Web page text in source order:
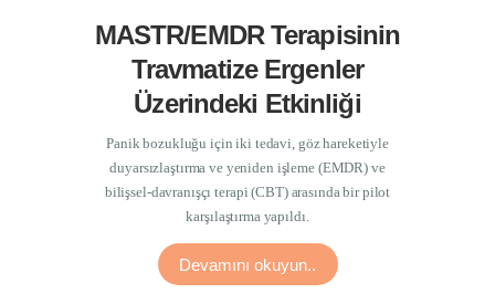
MASTR/EMDR Terapisinin
Travmatize Ergenler
Üzerindeki Etkinliği
Panik bozukluğu için iki tedavi, göz hareketiyle
duyarsızlaştırma ve yeniden işleme (EMDR) ve
bilişsel-davranışçı terapi (CBT) arasında bir pilot
karşılaştırma yapıldı.
Devamını okuyun..